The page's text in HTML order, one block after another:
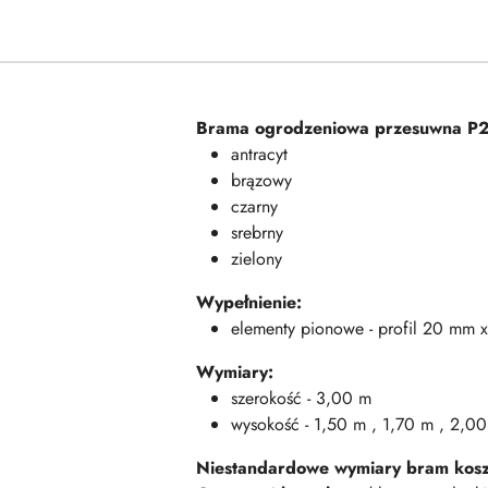
Brama ogrodzeniowa przesuwna
antracyt
brązowy
czarny
srebrny
zielony
Wypełnienie:
elementy pionowe - profil 20 mm
Wymiary:
szerokość - 3,00 m
wysokość - 1,50 m , 1,70 m ,
Niestandardowe wymiary bram